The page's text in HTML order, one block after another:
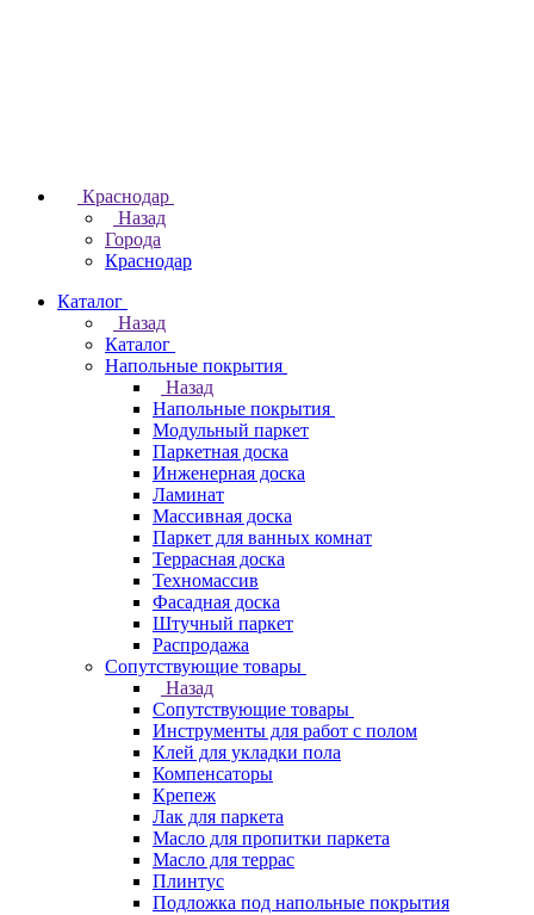
Краснодар
Назад
Города
Краснодар
Каталог
Назад
Каталог
Напольные покрытия
Назад
Напольные покрытия
Модульный паркет
Паркетная доска
Инженерная доска
Ламинат
Массивная доска
Паркет для ванных комнат
Террасная доска
Техномассив
Фасадная доска
Штучный паркет
Распродажа
Сопутствующие товары
Назад
Сопутствующие товары
Инструменты для работ с полом
Клей для укладки пола
Компенсаторы
Крепеж
Лак для паркета
Масло для пропитки паркета
Масло для террас
Плинтус
Подложка под напольные покрытия